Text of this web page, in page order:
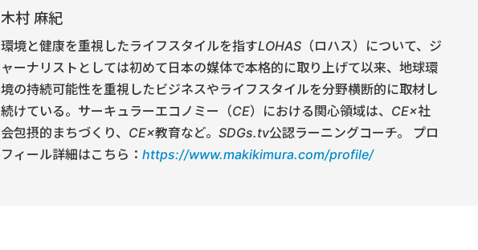
木村 麻紀
環境と健康を重視したライフスタイルを指すLOHAS（ロハス）について、ジ
ャーナリストとしては初めて日本の媒体で本格的に取り上げて以来、地球環
境の持続可能性を重視したビジネスやライフスタイルを分野横断的に取材し
続けている。サーキュラーエコノミー（CE）における関心領域は、CE×社
会包摂的まちづくり、CE×教育など。SDGs.tv公認ラーニングコーチ。 プロ
フィール詳細はこちら： https://www.makikimura.com/profile/